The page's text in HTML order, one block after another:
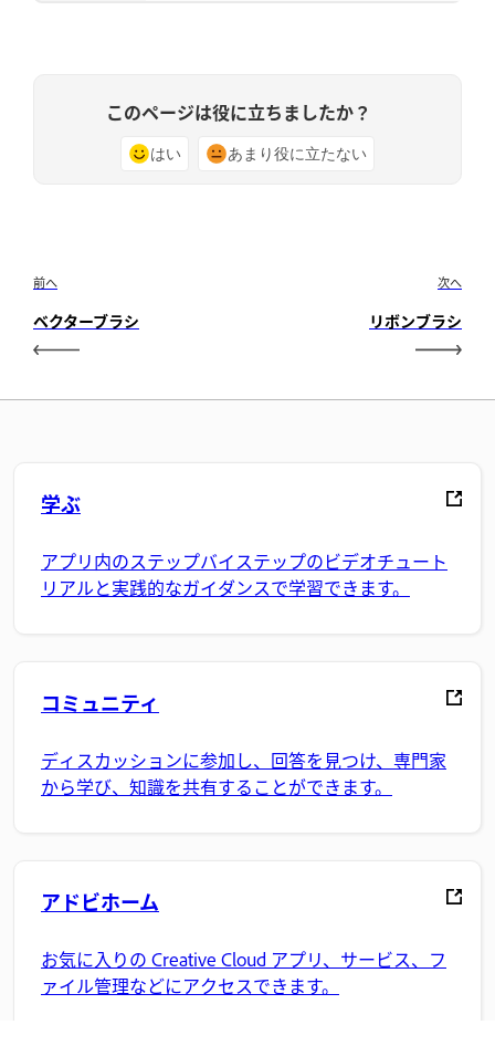
このページは役に立ちましたか？
はい あまり役に立たない
前へ
ベクターブラシ
次へ
リボンブラシ
学ぶ
アプリ内のステップバイステップのビデオチュート
リアルと実践的なガイダンスで学習できます。
コミュニティ
ディスカッションに参加し、回答を見つけ、専門家
から学び、知識を共有することができます。
アドビホーム
お気に入りの Creative Cloud アプリ、サービス、フ
ァイル管理などにアクセスできます。